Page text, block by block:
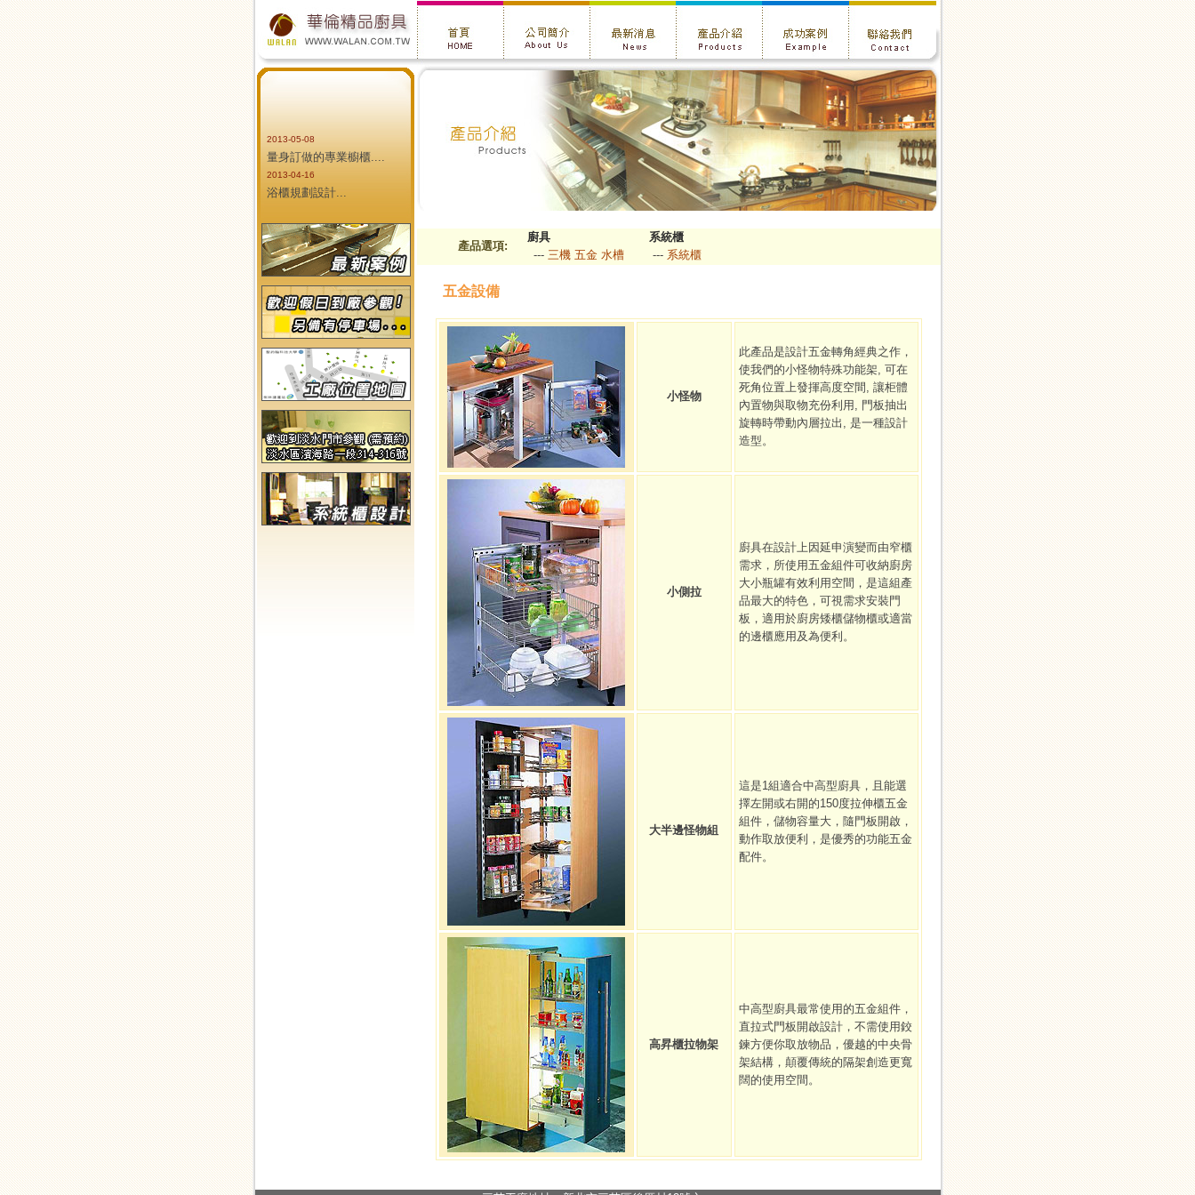
2013-05-08
量身訂做的專業櫥櫃....
2013-04-16
浴櫃規劃設計...
全面工廠直營價...
2013-04-06
頂級設計、量身打造讓您有
尊貴榮寵的感受...
2013-03-22
本公司可到府丈量、設計、
自產自銷、價格透明... .
2013-03-22
廚具不是食品工廠的機器，
而是魔術師的道具。
2013-03-22
吸引時尚女人進廚房唯一的
方法就是打造優質的廚房。
2013-03-22
高品質低價位的組合
產品選項:
廚具
系統櫃
--- 三機 五金 水槽 --- 系統櫃
五金設備
小怪物
此產品是設計五金轉角經典之作，
使我們的小怪物特殊功能架, 可在
死角位置上發揮高度空間, 讓柜體
內置物與取物充份利用, 門板抽出
旋轉時帶動內層拉出, 是一種設計
造型。
小側拉
廚具在設計上因延申演變而由窄櫃
需求，所使用五金組件可收納廚房
大小瓶罐有效利用空間，是這組產
品最大的特色，可視需求安裝門
板，適用於廚房矮櫃儲物櫃或適當
的邊櫃應用及為便利。
大半邊怪物組
這是1組適合中高型廚具，且能選
擇左開或右開的150度拉伸櫃五金
組件，儲物容量大，隨門板開啟，
動作取放便利，是優秀的功能五金
配件。
高昇櫃拉物架
中高型廚具最常使用的五金組件，
直拉式門板開啟設計，不需使用鉸
鍊方便你取放物品，優越的中央骨
架結構，顛覆傳統的隔架創造更寬
闊的使用空間。